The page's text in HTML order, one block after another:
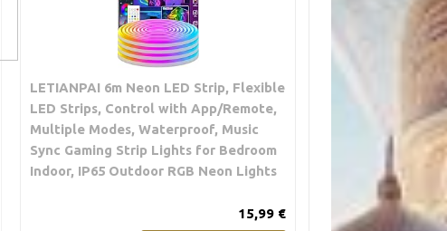
LETIANPAI 6m Neon LED Strip, Flexible
LED Strips, Control with App/Remote,
Multiple Modes, Waterproof, Music
Sync Gaming Strip Lights for Bedroom
Indoor, IP65 Outdoor RGB Neon Lights
15,99 €